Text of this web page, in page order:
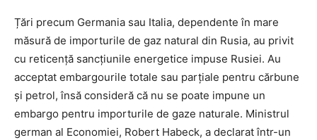
Țări precum Germania sau Italia, dependente în mare
măsură de importurile de gaz natural din Rusia, au privit
cu reticență sancțiunile energetice impuse Rusiei. Au
acceptat embargourile totale sau parțiale pentru cărbune
și petrol, însă consideră că nu se poate impune un
embargo pentru importurile de gaze naturale. Ministrul
german al Economiei, Robert Habeck, a declarat într-un